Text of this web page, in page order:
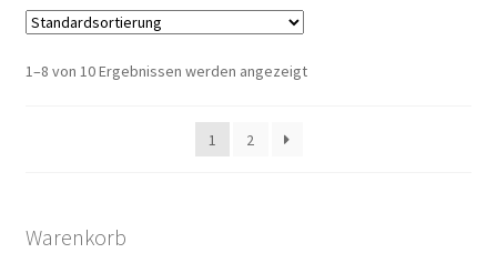
1–8 von 10 Ergebnissen werden angezeigt
1 2
Warenkorb